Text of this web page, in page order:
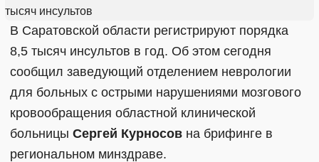
В Саратовской области регистрируют порядка
8,5 тысяч инсультов в год. Об этом сегодня
сообщил заведующий отделением неврологии
для больных с острыми нарушениями мозгового
кровообращения областной клинической
больницы Сергей Курносов на брифинге в
региональном минздраве.